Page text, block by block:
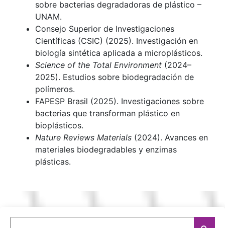
sobre bacterias degradadoras de plástico –
UNAM.
Consejo Superior de Investigaciones
Científicas (CSIC) (2025). Investigación en
biología sintética aplicada a microplásticos.
Science of the Total Environment (2024–
2025). Estudios sobre biodegradación de
polímeros.
FAPESP Brasil (2025). Investigaciones sobre
bacterias que transforman plástico en
bioplásticos.
Nature Reviews Materials (2024). Avances en
materiales biodegradables y enzimas
plásticas.